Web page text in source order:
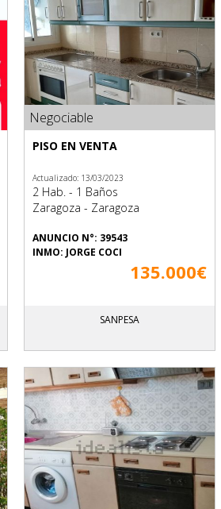
PISO EN VENTA
Actualizado: 13/03/2023
2 Hab. - 1 Baños
Zaragoza - Zaragoza
ANUNCIO N°: 39543
INMO: JORGE COCI
135.000€
Negociable
SANPESA